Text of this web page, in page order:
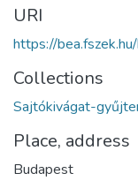
URI
https://
Collections
Sajtókivágat-
Place, address
Budapest